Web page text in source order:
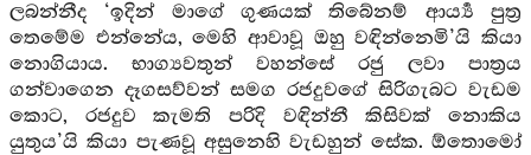
ලබන්නීද ‘ඉදින් මාගේ ගුණයක් තිබේනම් ආර්‍ය්‍ය පුත්‍ර
තෙමේම එන්නේය, මෙහි ආවාවූ ඔහු වඳින්නෙමි’යි කියා
නොගියාය. භාග්‍යවතුන් වහන්සේ රජු ලවා පාත්‍රය
ගන්වාගෙන දෑගසව්වන් සමග රජදුවගේ සිරිගැබට වැඩම
කොට, රජදුව කැමති පරිදි වඳින්නී කිසිවක් නොකිය
යුතුය’යි කියා පැණවූ අසුනෙහි වැඩහුන් සේක. ඕතොමෝ